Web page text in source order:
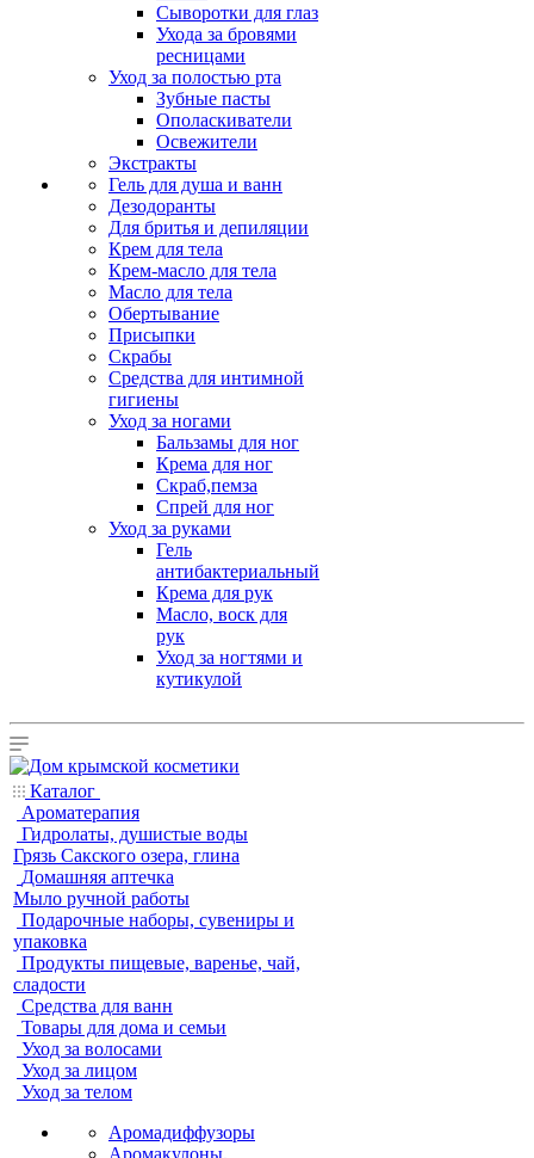
Сыворотки для глаз
Ухода за бровями
ресницами
Уход за полостью рта
Зубные пасты
Ополаскиватели
Освежители
Экстракты
Гель для душа и ванн
Дезодоранты
Для бритья и депиляции
Крем для тела
Крем-масло для тела
Масло для тела
Обертывание
Присыпки
Скрабы
Средства для интимной
гигиены
Уход за ногами
Бальзамы для ног
Крема для ног
Скраб,пемза
Спрей для ног
Уход за руками
Гель
антибактериальный
Крема для рук
Масло, воск для
рук
Уход за ногтями и
кутикулой
Каталог
Ароматерапия
Гидролаты, душистые воды
Грязь Сакского озера, глина
Домашняя аптечка
Мыло ручной работы
Подарочные наборы, сувениры и
упаковка
Продукты пищевые, варенье, чай,
сладости
Средства для ванн
Товары для дома и семьи
Уход за волосами
Уход за лицом
Уход за телом
Аромадиффузоры
Аромакулоны,